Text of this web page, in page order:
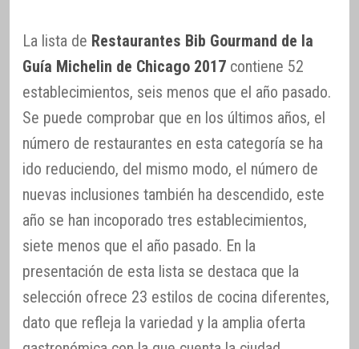
La lista de Restaurantes Bib Gourmand de la
Guía Michelin de Chicago 2017 contiene 52
establecimientos, seis menos que el año pasado.
Se puede comprobar que en los últimos años, el
número de restaurantes en esta categoría se ha
ido reduciendo, del mismo modo, el número de
nuevas inclusiones también ha descendido, este
año se han incoporado tres establecimientos,
siete menos que el año pasado. En la
presentación de esta lista se destaca que la
selección ofrece 23 estilos de cocina diferentes,
dato que refleja la variedad y la amplia oferta